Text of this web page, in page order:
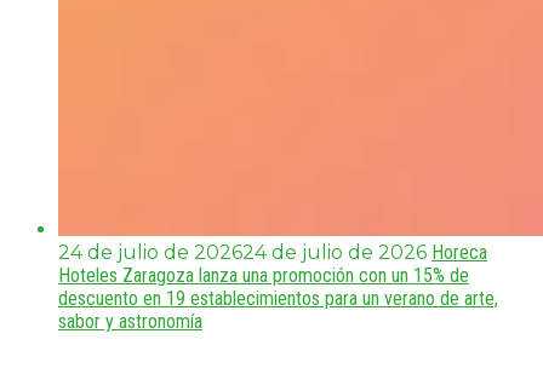
24 de julio de 202624 de julio de 2026 Horeca
Hoteles Zaragoza lanza una promoción con un 15% de
descuento en 19 establecimientos para un verano de arte,
sabor y astronomía